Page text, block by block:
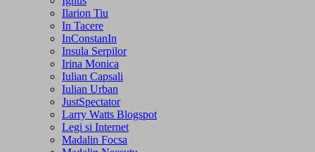
Ilarion Tiu
In Tacere
InConstanIn
Insula Serpilor
Irina Monica
Iulian Capsali
Iulian Urban
JustSpectator
Larry Watts Blogspot
Legi si Internet
Madalin Focsa